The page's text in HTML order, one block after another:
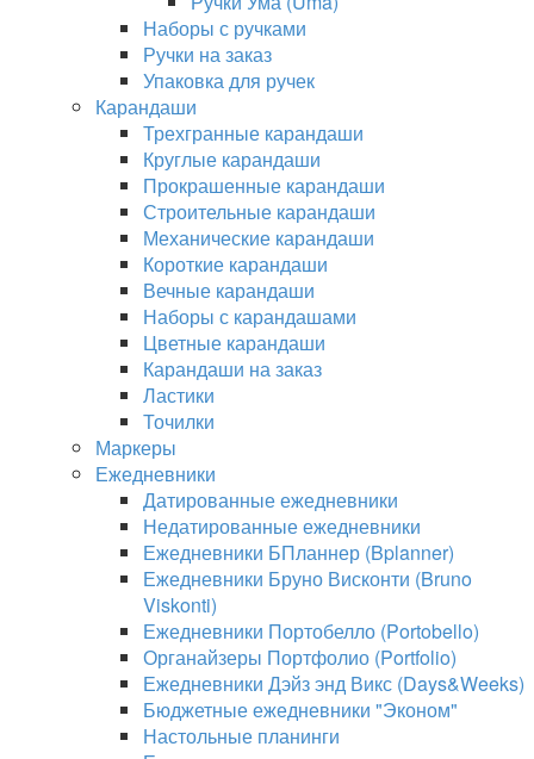
Наборы с ручками
Ручки на заказ
Упаковка для ручек
Карандаши
Трехгранные карандаши
Круглые карандаши
Прокрашенные карандаши
Строительные карандаши
Механические карандаши
Короткие карандаши
Вечные карандаши
Наборы с карандашами
Цветные карандаши
Карандаши на заказ
Ластики
Точилки
Маркеры
Ежедневники
Датированные ежедневники
Недатированные ежедневники
Ежедневники БПланнер (Bplanner)
Ежедневники Бруно Висконти (Bruno
Viskonti)
Ежедневники Портобелло (Portobello)
Органайзеры Портфолио (Portfolio)
Ежедневники Дэйз энд Викс (Days&Weeks)
Бюджетные ежедневники "Эконом"
Настольные планинги